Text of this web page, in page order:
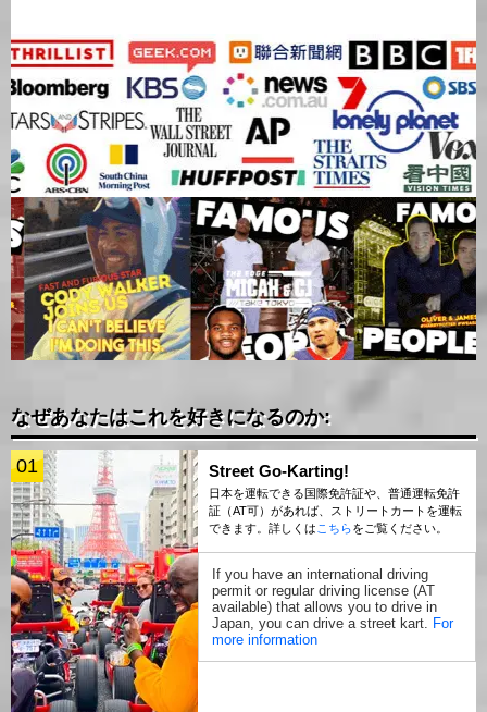
なぜあなたはこれを好きになるのか:
01 Street Go-Karting!
日本を運転できる国際免許証や、普通運転免許
証（AT可）があれば、ストリートカートを運転
できます。詳しくはこちらをご覧ください。
If you have an international driving
permit or regular driving license (AT
available) that allows you to drive in
Japan, you can drive a street kart. For
more information